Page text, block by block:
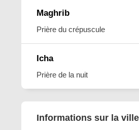
Maghrib
Prière du crépuscule
Icha
Prière de la nuit
Informations sur la ville